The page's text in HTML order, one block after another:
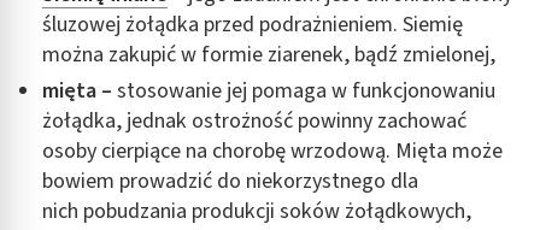
śluzowej żołądka przed podrażnieniem. Siemię
można zakupić w formie ziarenek, bądź zmielonej,
mięta – stosowanie jej pomaga w funkcjonowaniu
żołądka, jednak ostrożność powinny zachować
osoby cierpiące na chorobę wrzodową. Mięta może
bowiem prowadzić do niekorzystnego dla
nich pobudzania produkcji soków żołądkowych,